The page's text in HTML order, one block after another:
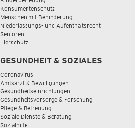
Konsumentenschutz
Menschen mit Behinderung
Niederlassungs- und Aufenthaltsrecht
Senioren
Tierschutz
GESUNDHEIT & SOZIALES
Coronavirus
Amtsarzt & Bewilligungen
Gesundheitseinrichtungen
Gesundheitsvorsorge & Forschung
Pflege & Betreuung
Soziale Dienste & Beratung
Sozialhilfe